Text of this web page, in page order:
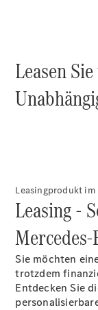
Leasen
Leasingprodukt im
Leasing -
Mercedes-
Sie möchten
trotzdem
Entdecken Sie